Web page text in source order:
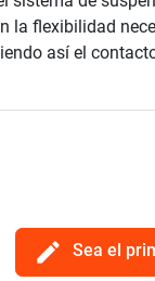
flexibilidad
así el
edit Sea el